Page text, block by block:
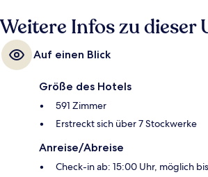
Weitere Infos zu
Auf einen Blick
Größe des Hotels
591 Zimmer
Erstreckt sich über 7 Stockwerke
Anreise/Abreise
Check-in ab: 15:00 Uhr, möglich